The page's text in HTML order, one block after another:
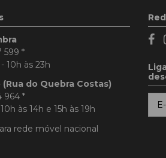
599 *
10h às 23h
do Quebra Costas)
964 *
às 14h e 15h às 19h
rede móvel nacional